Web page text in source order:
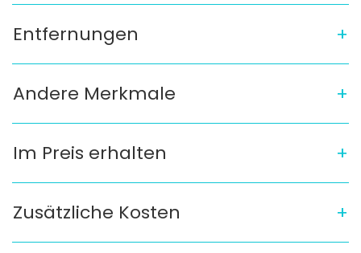
Entfernungen
Andere Merkmale
Im Preis erhalten
Zusätzliche Kosten